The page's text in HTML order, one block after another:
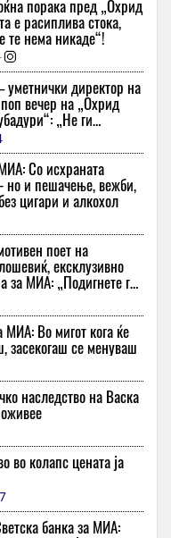
го продолжува
2,3 проценти на
е во пораст – аларм за
поразени од
– пејачката со капа
Куп во
Многу луѓе ги
замор
поради непочитување
врвот на германската
порака пред „Охрид
е расиплива стока,
те нема никаде“!
уметнички директор на
вечер на „Охрид
„Не ги
– сакаме ние
Со исхраната
но и пешачење, вежби,
цигари и алкохол
поет на
ексклузивно
за МИА: „Подигнете го
од стиховите,
МИА: Во мигот кога ќе
засекогаш се менуваш
наследство на Васка
во колапс цената ја
банка за МИА: